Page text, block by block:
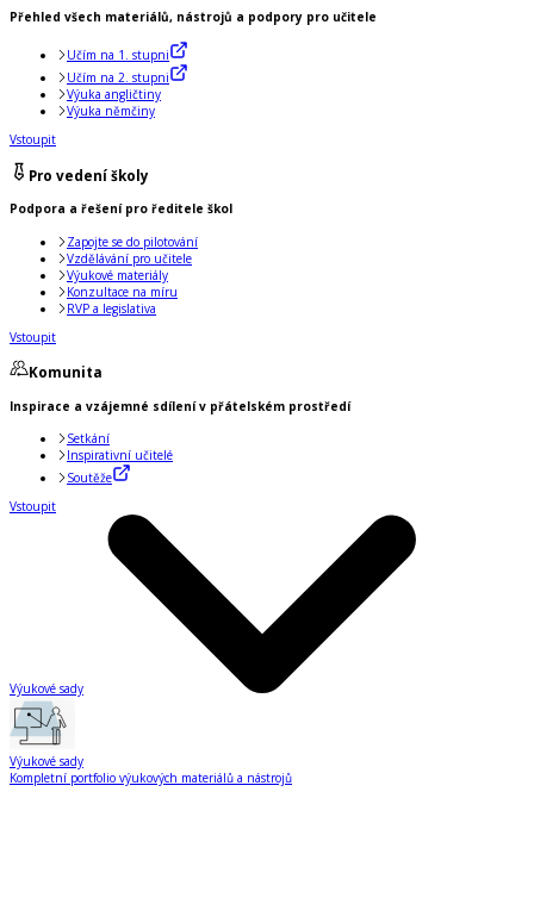
Přehled všech materiálů, nástrojů a podpory pro učitele
Učím na 1. stupni
Učím na 2. stupni
Výuka angličtiny
Výuka němčiny
Vstoupit
Pro vedení školy
Podpora a řešení pro ředitele škol
Zapojte se do pilotování
Vzdělávání pro učitele
Výukové materiály
Konzultace na míru
RVP a legislativa
Vstoupit
Komunita
Inspirace a vzájemné sdílení v přátelském prostředí
Setkání
Inspirativní učitelé
Soutěže
Vstoupit
Výukové sady
Výukové sady
Kompletní portfolio výukových materiálů a nástrojů